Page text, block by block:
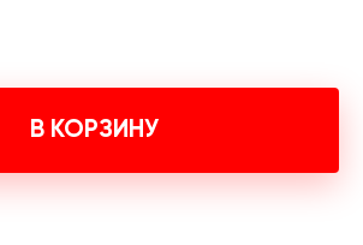
В КОРЗИНУ